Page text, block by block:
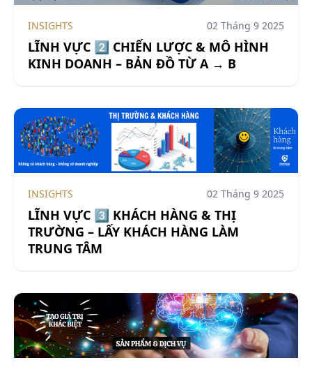
INSIGHTS 02 Tháng 9 2025
LĨNH VỰC 2️⃣ CHIẾN LƯỢC & MÔ HÌNH
KINH DOANH – BẢN ĐỒ TỪ A → B
INSIGHTS 02 Tháng 9 2025
LĨNH VỰC 3️⃣ KHÁCH HÀNG & THỊ
TRƯỜNG – LẤY KHÁCH HÀNG LÀM
TRUNG TÂM